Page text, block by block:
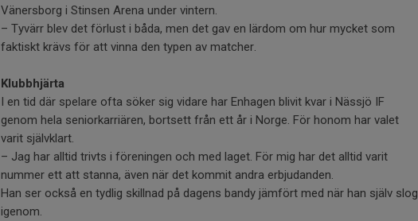
Vänersborg i Stinsen Arena under vintern.
– Tyvärr blev det förlust i båda, men det gav en lärdom om hur mycket som
faktiskt krävs för att vinna den typen av matcher.
Klubbhjärta
I en tid där spelare ofta söker sig vidare har Enhagen blivit kvar i Nässjö IF
genom hela seniorkarriären, bortsett från ett år i Norge. För honom har valet
varit självklart.
– Jag har alltid trivts i föreningen och med laget. För mig har det alltid varit
nummer ett att stanna, även när det kommit andra erbjudanden.
Han ser också en tydlig skillnad på dagens bandy jämfört med när han själv slog
igenom.